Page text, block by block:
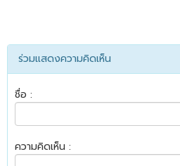
ร่วมแสดงความคิดเห็น
ชื่อ :
ความคิดเห็น :